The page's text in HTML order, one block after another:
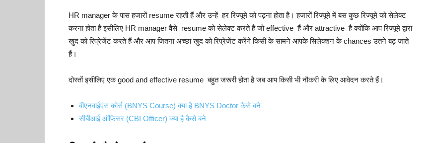
HR manager के पास हजारों resume रहती हैं और उन्हें हर रिज्यूमे को पढ़ना होता है। हजारों रिज्यूमे में बस कुछ रिज्यूमे को सेलेक्ट
करना होता है इसीलिए HR manager वैसे resume को सेलेक्ट करते हैं जो effective हैं और attractive है क्योंकि आप रिज्यूमे द्वारा
खुद को रिप्रेजेंट करते हैं और आप जितना अच्छा खुद को रिप्रेजेंट करेंगे किसी के सामने आपके सिलेक्शन के chances उतने बढ़ जाते
हैं।
दोस्तों इसीलिए एक good and effective resume बहुत जरूरी होता है जब आप किसी भी नौकरी के लिए आवेदन करते हैं।
बीएनवाईएस कोर्स (BNYS Course) क्या है BNYS Doctor कैसे बने
सीबीआई ऑफिसर (CBI Officer) क्या है कैसे बने